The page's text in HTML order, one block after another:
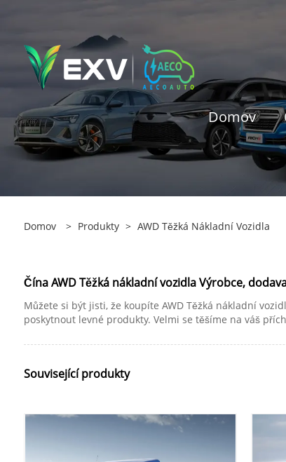
Domov
Domov > Produkty > AWD Těžká Nákladní Vozidla
Čína AWD Těžká nákladní vozidla Výrobce,
Můžete si být jisti, že koupíte AWD Těžká nákladní
poskytnout levné produkty. Velmi se těšíme na váš
Související produkty